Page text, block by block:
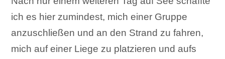
ich es hier zumindest, mich einer Gruppe
anzuschließen und an den Strand zu fahren,
mich auf einer Liege zu platzieren und aufs